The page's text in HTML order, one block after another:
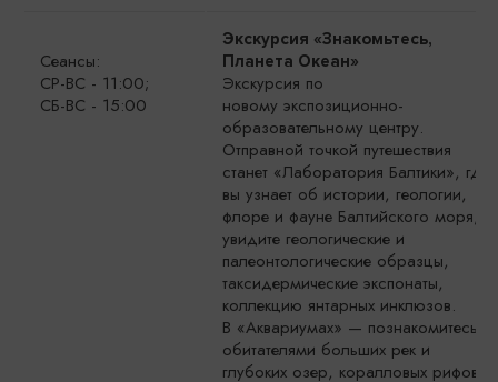
Сеансы:
СР-ВС - 11:00;
СБ-ВС - 15:00
Экскурсия «Знакомьтесь,
Планета Океан»
Экскурсия по
новому экспозиционно-
образовательному центру.
Отправной точкой путешествия
станет «Лаборатория Балтики», где
вы узнает об истории, геологии,
флоре и фауне Балтийского моря,
увидите геологические и
палеонтологические образцы,
таксидермические экспонаты,
коллекцию янтарных инклюзов.
В «Аквариумах» — познакомитесь с
обитателями больших рек и
глубоких озер, коралловых рифов и